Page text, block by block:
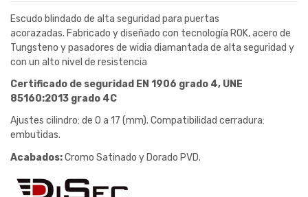
Escudo blindado de alta seguridad para puertas
acorazadas. Fabricado y diseñado con tecnología ROK, acero de
Tungsteno y pasadores de widia diamantada de alta seguridad y
con un alto nivel de resistencia
Certificado de seguridad EN 1906 grado 4, UNE
85160:2013 grado 4C
Ajustes cilindro: de 0 a 17 (mm). Compatibilidad cerradura:
embutidas.
Acabados:Cromo Satinado y Dorado PVD.